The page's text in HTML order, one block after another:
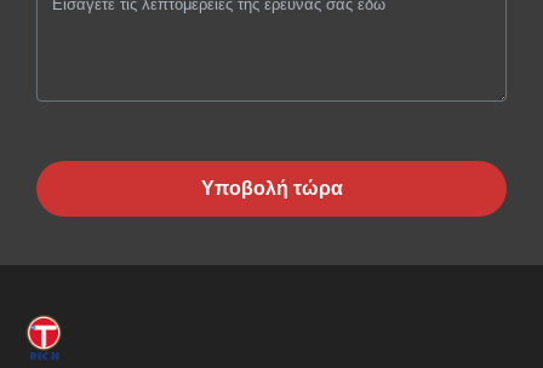
Υποβολή τώρα